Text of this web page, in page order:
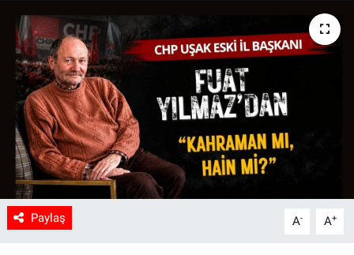
Paylaş A- A+
Uşak Haberleri